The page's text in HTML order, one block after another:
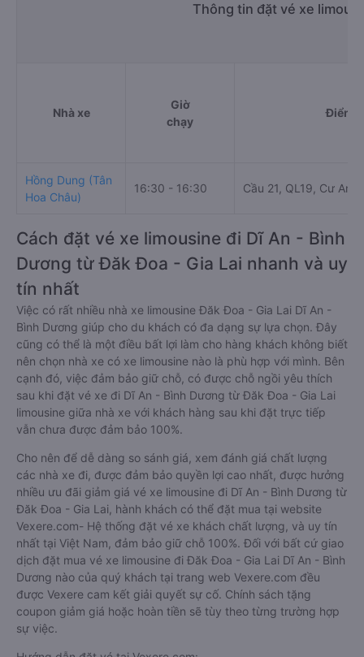
Thông tin đặt vé xe
Nhà xe
Giờ
chạy
Điểm
Hồng Dung (Tân
Hoa Châu)
16:30 - 16:30 Cầu 21, QL19, Cư An,
Cách đặt vé xe limousine đi Dĩ An - Bình
Dương từ Đăk Đoa - Gia Lai nhanh và uy
tín nhất
Việc có rất nhiều nhà xe limousine Đăk Đoa - Gia Lai Dĩ An -
Bình Dương giúp cho du khách có đa dạng sự lựa chọn. Đây
cũng có thể là một điều bất lợi làm cho hàng khách không biết
nên chọn nhà xe có xe limousine nào là phù hợp với mình. Bên
cạnh đó, việc đảm bảo giữ chỗ, có được chỗ ngồi yêu thích
sau khi đặt vé xe đi Dĩ An - Bình Dương từ Đăk Đoa - Gia Lai
limousine giữa nhà xe với khách hàng sau khi đặt trực tiếp
vẫn chưa được đảm bảo 100%.
Cho nên để dễ dàng so sánh giá, xem đánh giá chất lượng
các nhà xe đi, được đảm bảo quyền lợi cao nhất, được hưởng
nhiều ưu đãi giảm giá vé xe limousine đi Dĩ An - Bình Dương từ
Đăk Đoa - Gia Lai, hành khách có thể đặt mua tại website
Vexere.com- Hệ thống đặt vé xe khách chất lượng, và uy tín
nhất tại Việt Nam, đảm bảo giữ chỗ 100%. Đối với bất cứ giao
dịch đặt mua vé xe limousine đi Đăk Đoa - Gia Lai Dĩ An - Bình
Dương nào của quý khách tại trang web Vexere.com đều
được Vexere cam kết giải quyết sự cố. Chính sách tặng
coupon giảm giá hoặc hoàn tiền sẽ tùy theo từng trường hợp
sự việc.